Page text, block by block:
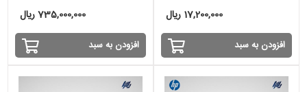
17,200,000 ریال
افزودن به سبد
735,000,000 ریال
افزودن به سبد